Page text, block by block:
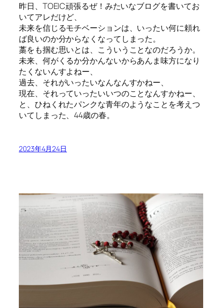
昨日、TOEIC頑張るぜ！みたいなブログを書いてお
いてアレだけど、
未来を信じるモチベーションは、いったい何に頼れ
ば良いのか分からなくなってしまった。
藁をも掴む思いとは、こういうことなのだろうか。
未来、何がくるか分かんないからあんま味方になり
たくないんすよねー、
過去、それがいったいなんなんすかねー、
現在、それっていったいいつのことなんすかねー、
と、ひねくれたパンクな青年のようなことを考えつ
いてしまった、44歳の春。
2023年4月24日